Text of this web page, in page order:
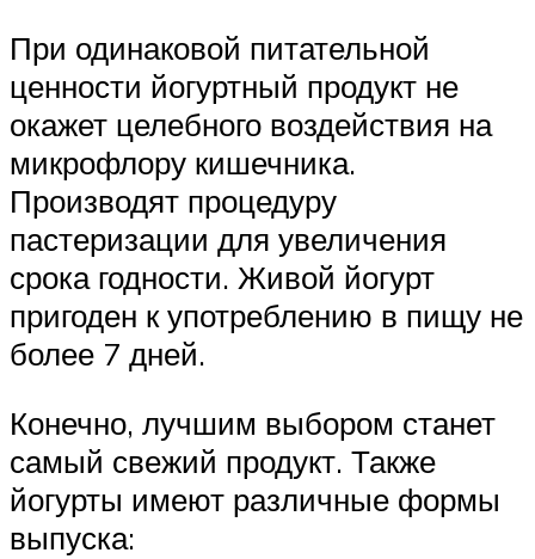
При одинаковой питательной
ценности йогуртный продукт не
окажет целебного воздействия на
микрофлору кишечника.
Производят процедуру
пастеризации для увеличения
срока годности. Живой йогурт
пригоден к употреблению в пищу не
более 7 дней.
Конечно, лучшим выбором станет
самый свежий продукт. Также
йогурты имеют различные формы
выпуска: